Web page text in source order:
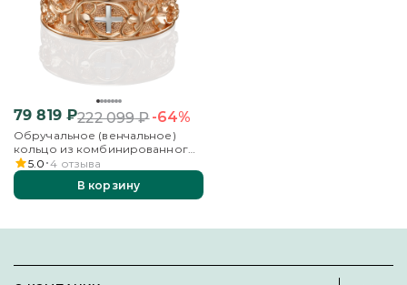
79 819₽222 099₽-64%
Обручальное (венчальное)
кольцо из комбинированного
золота
5.0 4 отзыва
В корзину